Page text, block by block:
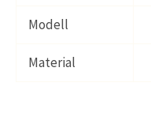
Modell
Material